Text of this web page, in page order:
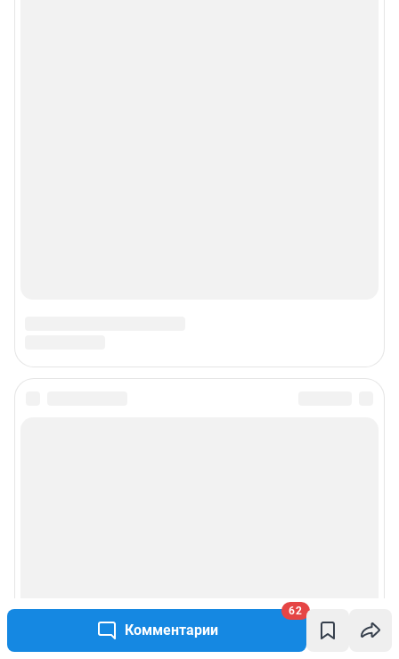
Комментарии
62